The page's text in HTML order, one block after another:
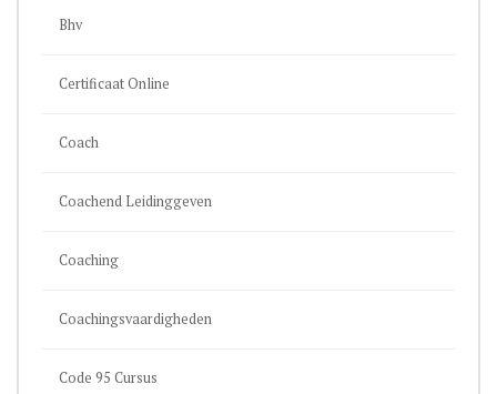
Bhv
Certificaat Online
Coach
Coachend Leidinggeven
Coaching
Coachingsvaardigheden
Code 95 Cursus